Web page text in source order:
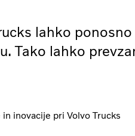
lahko
Tako lahko
inovacije pri Volvo Trucks